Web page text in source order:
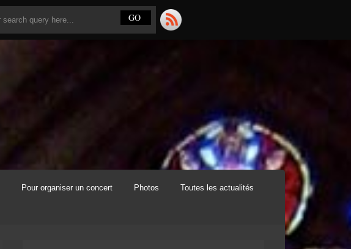
Pour organiser un concert Photos
Toutes les actualités